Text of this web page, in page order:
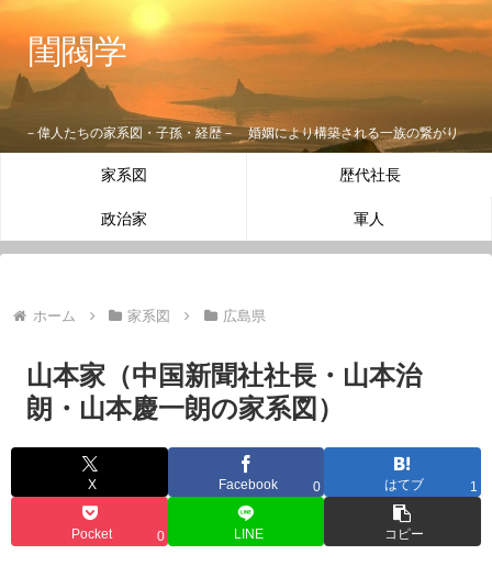
閨閥学
－偉人たちの家系図・子孫・経歴－ 婚姻により構築される一族の繋がり
家系図 歴代社長
政治家 軍人
ホーム 家系図 広島県
山本家（中国新聞社社長・山本治
朗・山本慶一朗の家系図）
X Facebook 0 はてブ 1
Pocket 0 LINE コピー